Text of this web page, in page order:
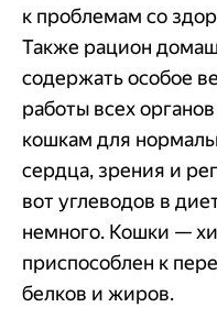
к проблемам со
Также рацион
содержать особое
работы всех
кошкам для
сердца, зрения и
вот углеводов в
немного. Кошки —
приспособлен к
белков и жиров.